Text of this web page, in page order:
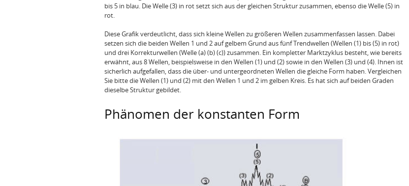
bis 5 in blau. Die Welle (3) in rot setzt sich aus der gleichen Struktur zusammen, ebenso die Welle (5) in
rot.
Diese Grafik verdeutlicht, dass sich kleine Wellen zu größeren Wellen zusammenfassen lassen. Dabei
setzen sich die beiden Wellen 1 und 2 auf gelbem Grund aus fünf Trendwellen (Wellen (1) bis (5) in rot)
und drei Korrekturwellen (Welle (a) (b) (c)) zusammen. Ein kompletter Marktzyklus besteht, wie bereits
erwähnt, aus 8 Wellen, beispielsweise in den Wellen (1) und (2) sowie in den Wellen (3) und (4). Ihnen ist
sicherlich aufgefallen, dass die über- und untergeordneten Wellen die gleiche Form haben. Vergleichen
Sie bitte die Wellen (1) und (2) mit den Wellen 1 und 2 im gelben Kreis. Es hat sich auf beiden Graden
dieselbe Struktur gebildet.
Phänomen der konstanten Form